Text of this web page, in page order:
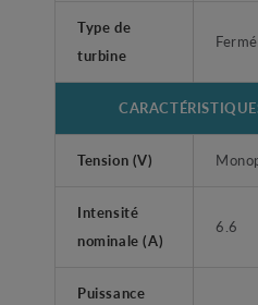
Type de
turbine
Fermé
Tension (V)
Intensité
nominale (A)
6.6
Puissance